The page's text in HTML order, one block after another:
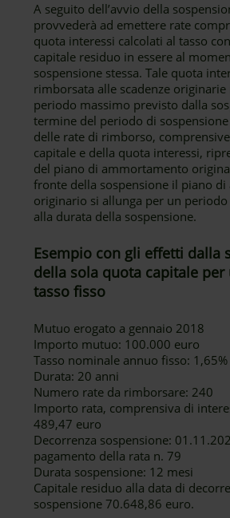
A seguito dell’avvio della
provvederà ad emettere rate
quota interessi calcolati al tasso
capitale residuo in essere al
sospensione stessa. Tale quota
rimborsata alle scadenze
periodo massimo previsto dalla
termine del periodo di
delle rate di rimborso,
capitale e della quota interessi,
del piano di ammortamento
fronte della sospensione il piano
originario si allunga per un
alla durata della sospensione.
Esempio con gli effetti dalla
della sola quota capitale
tasso fisso
Mutuo erogato a gennaio 2018
Importo mutuo: 100.000 euro
Tasso nominale annuo fisso: 1,65%
Durata: 20 anni
Numero rate da rimborsare: 240
Importo rata, comprensiva di
489,47 euro
Decorrenza sospensione:
pagamento della rata n. 79
Durata sospensione: 12 mesi
Capitale residuo alla data di
sospensione 70.648,86 euro.